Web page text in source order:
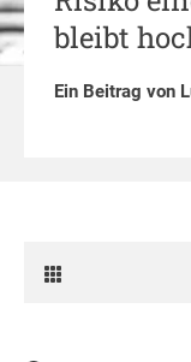
bleibt
Ein Beitrag von